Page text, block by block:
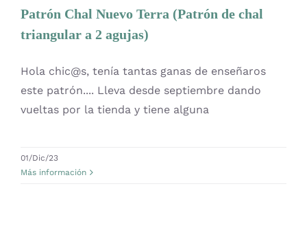
OFERTAS
Lanas
Agujas y accesorios
Patrón
Patrón Chal Nuevo Terra (Patrón de chal
triangular a 2 agujas)
Hola chic@s, tenía tantas ganas de enseñaros
este patrón.... Lleva desde septiembre dando
vueltas por la tienda y tiene alguna
01/Dic/23
Más información